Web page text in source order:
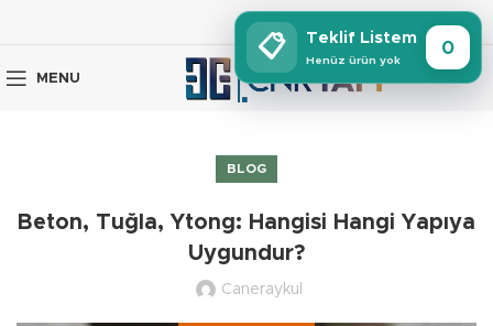
MENU
BLOG
Beton, Tuğla, Ytong: Hangisi Hangi Yapıya
Uygundur?
Caneraykul
📋 Teklif Listem
Henüz ürün yok
0